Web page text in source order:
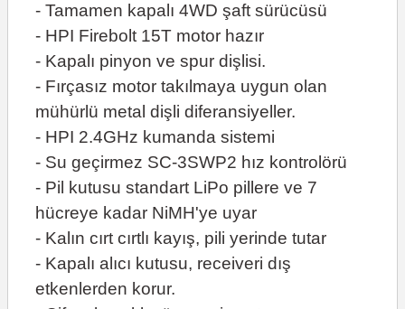
- Tamamen kapalı 4WD şaft sürücüsü
- HPI Firebolt 15T motor hazır
- Kapalı pinyon ve spur dişlisi.
- Fırçasız motor takılmaya uygun olan
mühürlü metal dişli diferansiyeller.
- HPI 2.4GHz kumanda sistemi
- Su geçirmez SC-3SWP2 hız kontrolörü
- Pil kutusu standart LiPo pillere ve 7
hücreye kadar NiMH'ye uyar
- Kalın cırt cırtlı kayış, pili yerinde tutar
- Kapalı alıcı kutusu, receiveri dış
etkenlerden korur.